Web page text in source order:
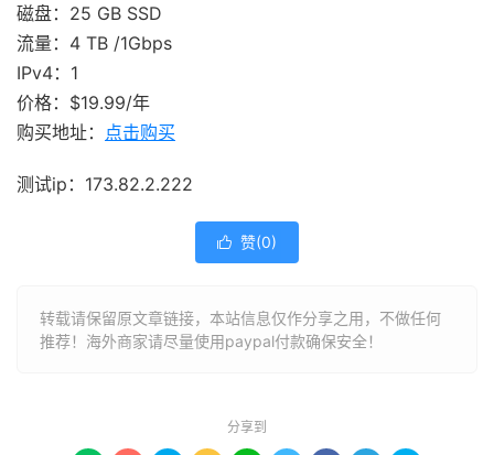
磁盘：25 GB SSD
流量：4 TB /1Gbps
IPv4：1
价格：$19.99/年
购买地址： 点击购买
测试ip：173.82.2.222
 赞(0)
转载请保留原文章链接，本站信息仅作分享之用，不做任何
推荐！海外商家请尽量使用paypal付款确保安全！
分享到